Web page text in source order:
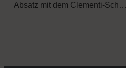
Absatz mit dem Clementi-Sch…